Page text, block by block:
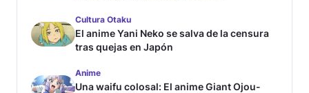
Cultura Otaku
El anime Yani Neko se salva de la censura
tras quejas en Japón
Anime
Una waifu colosal: El anime Giant Ojou-